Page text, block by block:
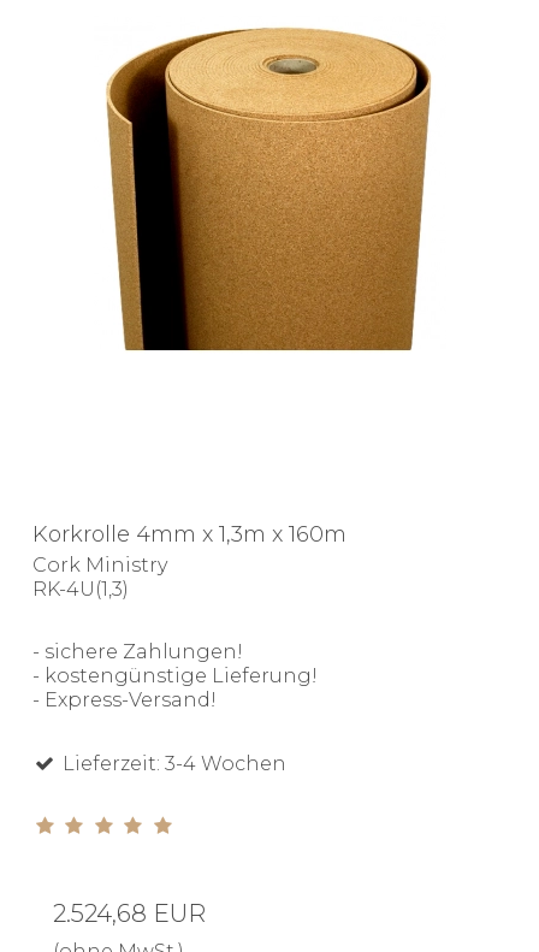
Korkrolle 4mm x 1,3m x 160m
Cork Ministry
RK-4U(1,3)
- sichere Zahlungen!
- kostengünstige Lieferung!
- Express-Versand!
Lieferzeit: 3-4 Wochen
2.524,68 EUR